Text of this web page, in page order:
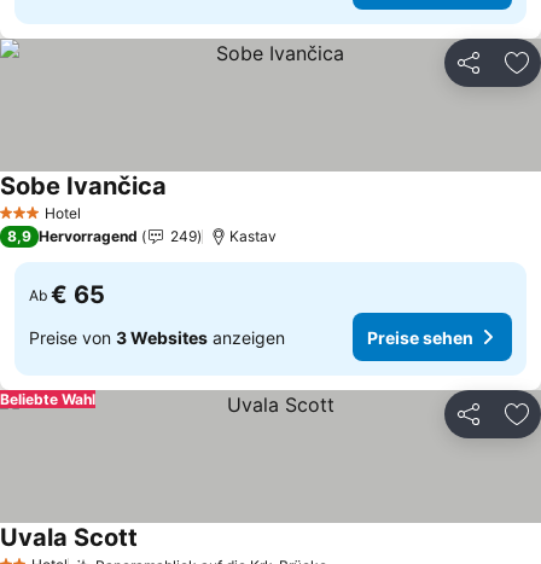
Teilen
3 SterneHotel
Sobe Ivančica
8,9 Hervorragend 249 Kastav
Ab € 65
Preise von 3 Websites anzeigen Preise sehen
Teilen
Beliebte Wahl
Uvala Scott